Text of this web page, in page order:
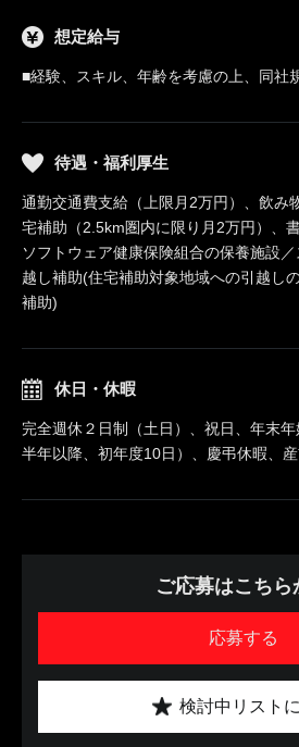
想定給与
■経験、スキル、年齢を考慮の上、同社
待遇・福利厚生
通勤交通費支給（上限月2万円）、飲み
宅補助（2.5km圏内に限り月2万円）、
ソフトウェア健康保険組合の保養施設／
越し補助(住宅補助対象地域への引越し
補助)
休日・休暇
完全週休２日制（土日）、祝日、年末
半年以降、初年度10日）、慶弔休暇、
ご応募はこちら
応募する
検討中リスト